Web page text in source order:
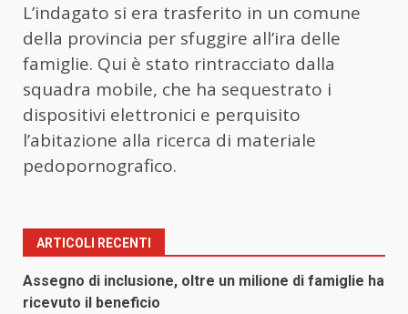
L’indagato si era trasferito in un comune
della provincia per sfuggire all’ira delle
famiglie. Qui è stato rintracciato dalla
squadra mobile, che ha sequestrato i
dispositivi elettronici e perquisito
l’abitazione alla ricerca di materiale
pedopornografico.
ARTICOLI RECENTI
Assegno di inclusione, oltre un milione di famiglie ha
ricevuto il beneficio